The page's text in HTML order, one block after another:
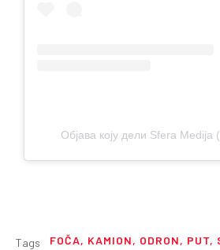
Објава коју дели Sfera Medija
Tags FOČA, KAMION, ODRON, PUT,